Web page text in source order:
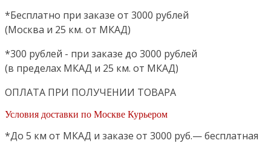
*Бесплатно при заказе от 3000 рублей
(Москва и 25 км. от МКАД)
*300 рублей - при заказе до 3000 рублей
(в пределах МКАД и 25 км. от МКАД)
ОПЛАТА ПРИ ПОЛУЧЕНИИ ТОВАРА
Условия доставки по Москве Курьером
*До 5 км от МКАД и заказе от 3000 руб.— бесплатная